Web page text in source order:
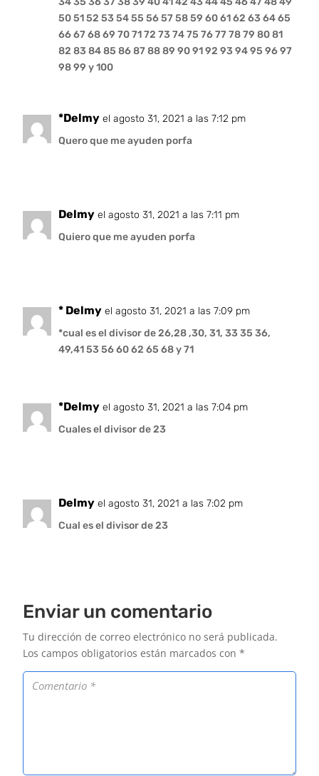
50 51 52 53 54 55 56 57 58 59 60 61 62 63 64 65
66 67 68 69 70 71 72 73 74 75 76 77 78 79 80 81
82 83 84 85 86 87 88 89 90 91 92 93 94 95 96 97
98 99 y 100
*Delmy el agosto 31, 2021 a las 7:12 pm
Quero que me ayuden porfa
Delmy el agosto 31, 2021 a las 7:11 pm
Quiero que me ayuden porfa
* Delmy el agosto 31, 2021 a las 7:09 pm
*cual es el divisor de 26,28 ,30, 31, 33 35 36,
49,41 53 56 60 62 65 68 y 71
*Delmy el agosto 31, 2021 a las 7:04 pm
Cuales el divisor de 23
Delmy el agosto 31, 2021 a las 7:02 pm
Cual es el divisor de 23
Enviar un comentario
Tu dirección de correo electrónico no será publicada.
Los campos obligatorios están marcados con*